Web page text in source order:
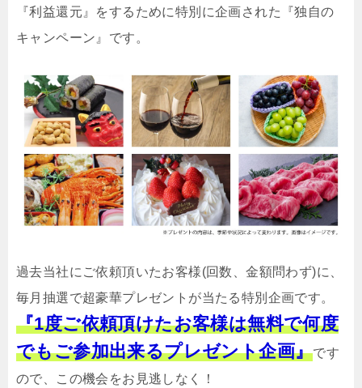
『利益還元』をするために特別に企画された『独自の
キャンペーン』です。
過去当社にご依頼頂いたお客様(回数、金額問わず)に、
毎月抽選で超豪華プレゼントが当たる特別企画です。
『1度ご依頼頂けたお客様は無料で何度
でもご参加出来るプレゼント企画』です
ので、この機会をお見逃しなく！